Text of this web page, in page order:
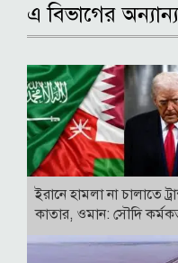
এ বিভাগের
ইরানে হামলা না চালাতে
কাতার, ওমান: সৌদি